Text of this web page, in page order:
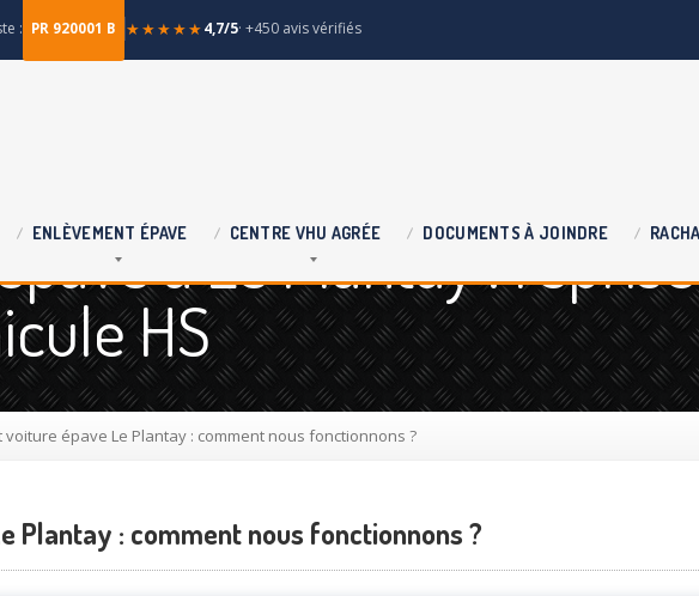
: PR 920001 B ★★★★★4,7/5· +450 avis vérifiés
ENLÈVEMENT ÉPAVE CENTRE VHU AGRÉE DOCUMENTS À JOINDRE
à Le Plantay :
HS
voiture épave Le Plantay : comment nous fonctionnons ?
Plantay : comment nous fonctionnons ?